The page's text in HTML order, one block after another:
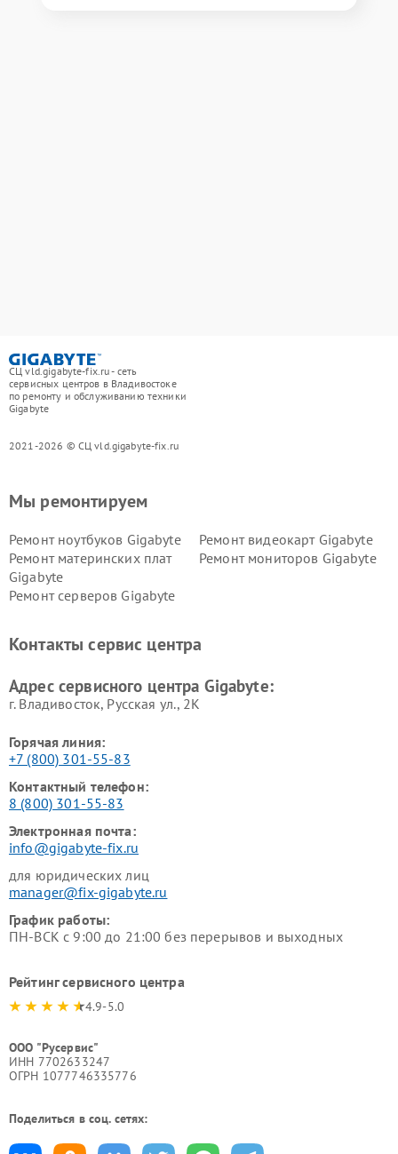
СЦ vld.gigabyte-fix.ru - сеть
сервисных центров в Владивостоке
по ремонту и обслуживанию техники
Gigabyte
2021-2026 © СЦ vld.gigabyte-fix.ru
Мы ремонтируем
Ремонт ноутбуков Gigabyte
Ремонт видеокарт Gigabyte
Ремонт материнских плат
Gigabyte
Ремонт мониторов Gigabyte
Ремонт серверов Gigabyte
Контакты сервис центра
Адрес сервисного центра Gigabyte:
г. Владивосток, Русская ул., 2К
Горячая линия:
+7 (800) 301-55-83
Контактный телефон:
8 (800) 301-55-83
Электронная почта:
info@gigabyte-fix.ru
для юридических лиц
manager@fix-gigabyte.ru
График работы:
ПН-ВСК с 9:00 до 21:00 без перерывов и выходных
Рейтинг сервисного центра
4.9-5.0
ООО "Русервис"
ИНН 7702633247
ОГРН 1077746335776
Поделиться в соц. сетях: